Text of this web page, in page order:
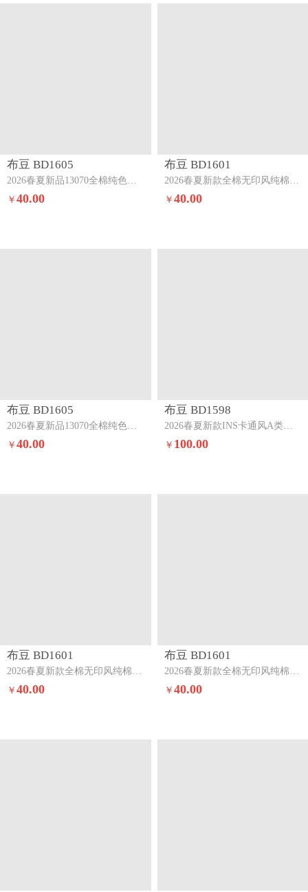
布豆 BD1605
2026春夏新品13070全棉纯色系三四件套纯棉四件套米驼+卡其
￥40.00
布豆 BD1601
2026春夏新款全棉无印风纯棉三四件套咖条
￥ 40.00
布豆 BD1605
2026春夏新品13070全棉纯色系三四件套纯棉四件套豆沙粉+深灰
￥40.00
布豆 BD1598
2026春夏新款INS卡通风A类全棉双层纱三四件套浅绿花宴
￥ 100.00
布豆 BD1601
2026春夏新款全棉无印风纯棉三四件套蓝调
￥40.00
布豆 BD1601
2026春夏新款全棉无印风纯棉三四件套深灰条
￥ 40.00